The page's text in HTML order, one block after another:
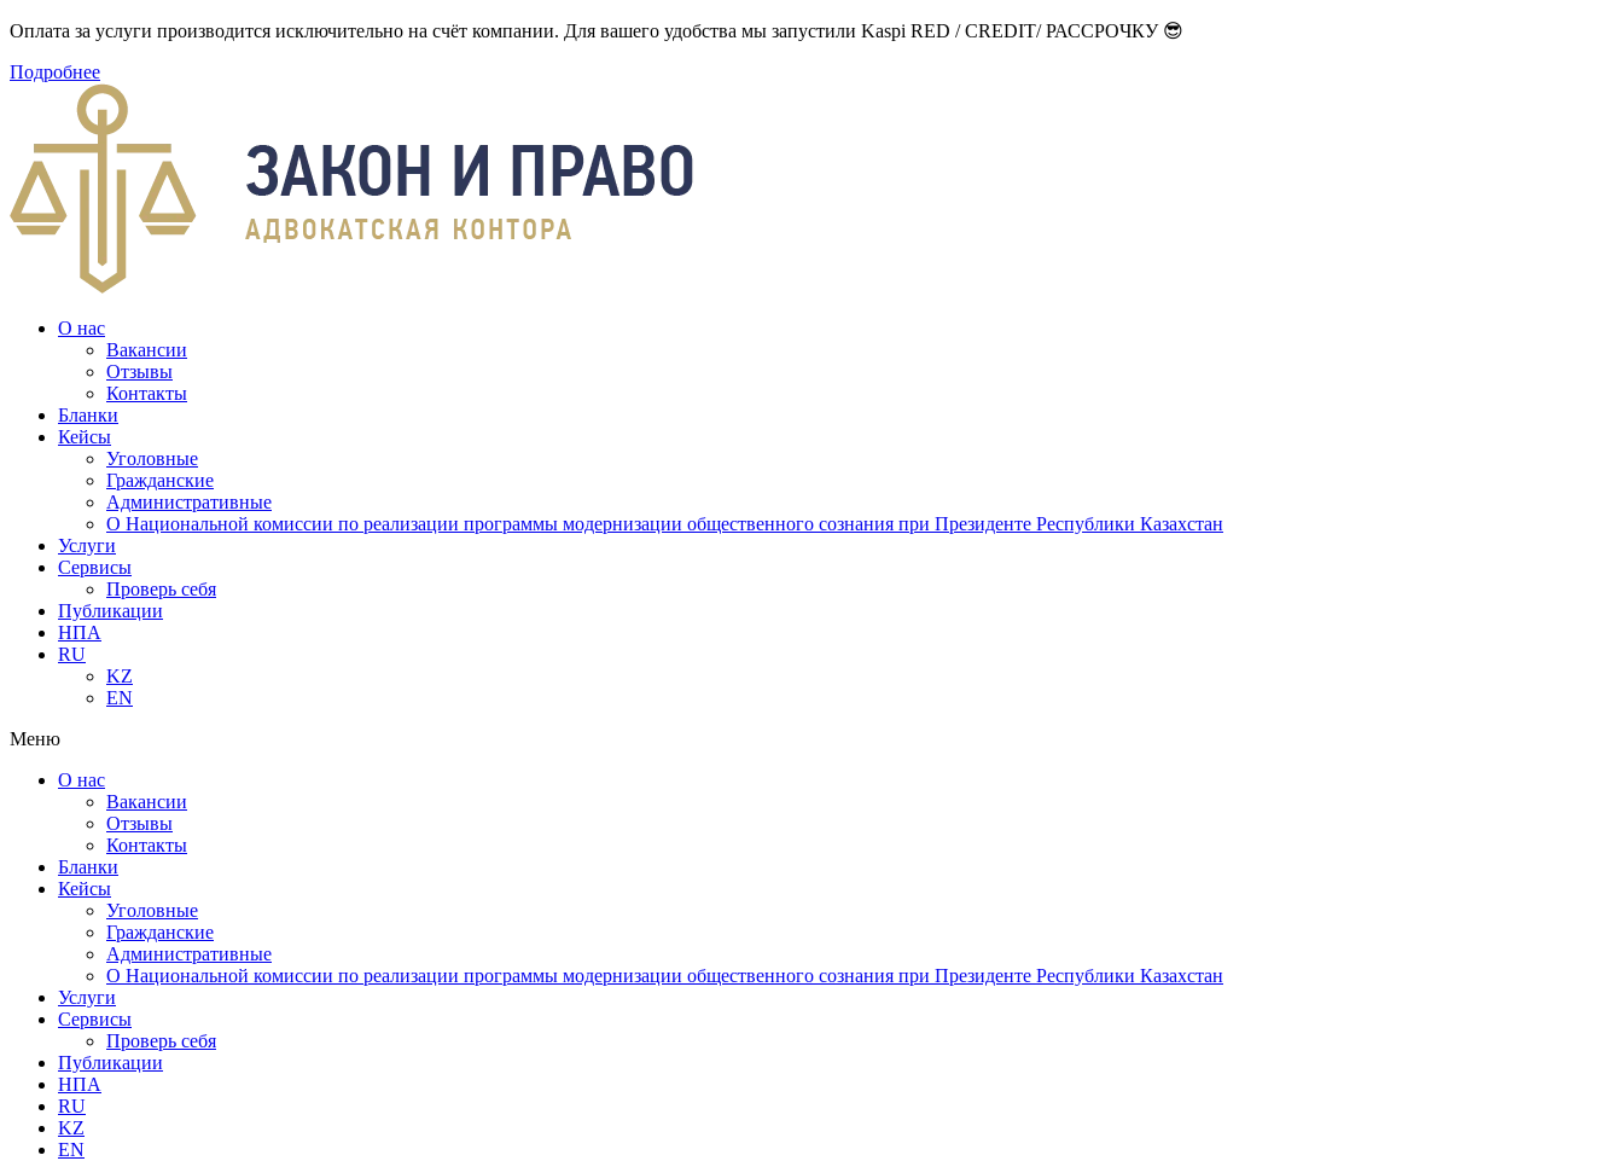
Оплата за услуги производится исключительно на счёт компании. Для вашего удобства мы запустили Kaspi RED / CREDIT/ РАССРОЧКУ 😎
Подробнее
О нас
Вакансии
Отзывы
Контакты
Бланки
Кейсы
Уголовные
Гражданские
Административные
О Национальной комиссии по реализации программы модернизации общественного сознания при Президенте Республики Казахстан
Услуги
Сервисы
Проверь себя
Публикации
НПА
RU
KZ
EN
Меню
О нас
Вакансии
Отзывы
Контакты
Бланки
Кейсы
Уголовные
Гражданские
Административные
О Национальной комиссии по реализации программы модернизации общественного сознания при Президенте Республики Казахстан
Услуги
Сервисы
Проверь себя
Публикации
НПА
RU
KZ
EN